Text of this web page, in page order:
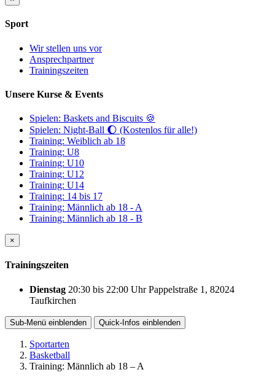
Sport
Wir stellen uns vor
Ansprechpartner
Trainingszeiten
Unsere Kurse & Events
Spielen: Baskets and Biscuits 🍪
Spielen: Night-Ball 🌔 (Kostenlos für alle!)
Training: Weiblich ab 18
Training: U8
Training: U10
Training: U12
Training: U14
Training: 14 bis 17
Training: Männlich ab 18 - A
Training: Männlich ab 18 - B
×
Trainingszeiten
Dienstag 20:30 bis 22:00 UhrPappelstraße 1, 82024
Taufkirchen
Sub-Menü einblenden Quick-Infos einblenden
Sportarten
Basketball
Training: Männlich ab 18 – A